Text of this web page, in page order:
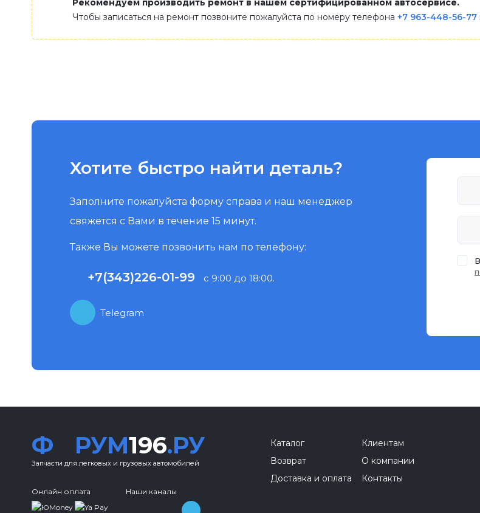
Рекомендуем производить ремонт в нашем сертифицированном автосервисе.
Чтобы записаться на ремонт позвоните пожалуйста по номеру телефона +7 963-448-56-77
Хотите быстро найти деталь?
Заполните пожалуйста форму справа и наш менеджер
свяжется с Вами в течение 15 минут.
Также Вы можете позвонить нам по телефону:
+7(343)226-01-99 с 9:00 до 18:00.
Telegram
Ф РУМ196.РУ
Запчасти для легковых и грузовых автомобилей
Онлайн оплата Наши каналы
Каталог
Возврат
Доставка и оплата
Клиентам
О компании
Контакты